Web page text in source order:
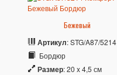
Бежевый
Артикул: STG/A87/5214
Бордюр
Размер: 20 x 4,5 см